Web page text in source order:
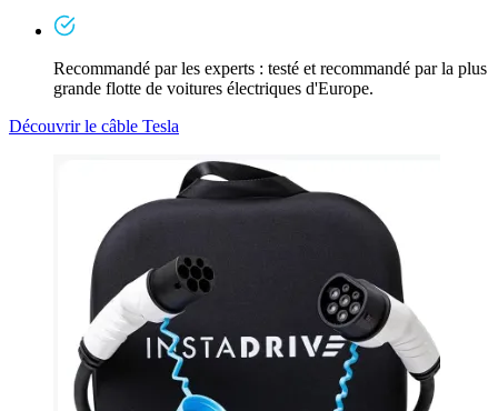
Recommandé par les experts : testé et recommandé par la plus
grande flotte de voitures électriques d'Europe.
Découvrir le câble Tesla